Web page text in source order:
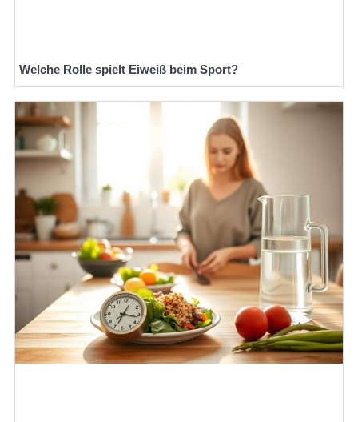
Welche Rolle spielt Eiweiß beim Sport?